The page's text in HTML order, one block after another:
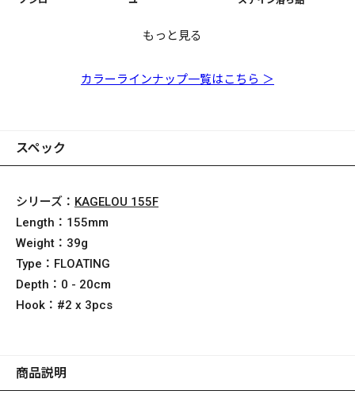
もっと見る
カラーラインナップ一覧はこちら ＞
スペック
シリーズ： KAGELOU 155F
Length： 155mm
Weight： 39g
Type： FLOATING
Depth： 0 - 20cm
Hook： #2 x 3pcs
商品説明